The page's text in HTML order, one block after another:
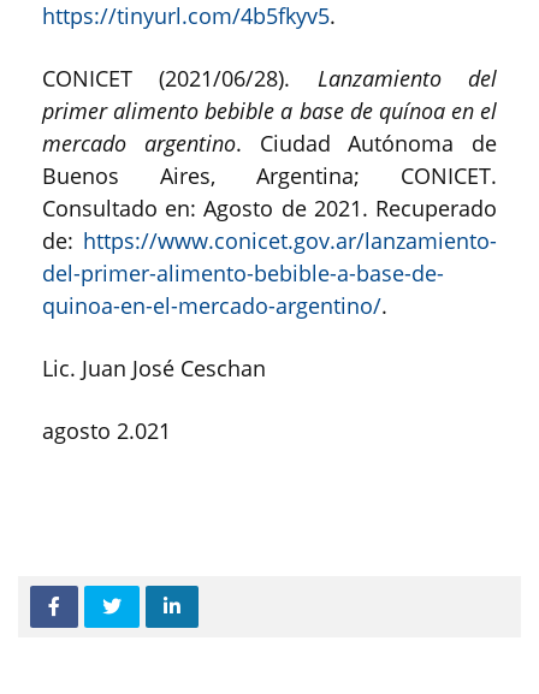
https://tinyurl.com/4b5fkyv5.
CONICET (2021/06/28). Lanzamiento del
primer alimento bebible a base de quínoa en el
mercado argentino. Ciudad Autónoma de
Buenos Aires, Argentina; CONICET.
Consultado en: Agosto de 2021. Recuperado
de: https://www.conicet.gov.ar/lanzamiento-
del-primer-alimento-bebible-a-base-de-
quinoa-en-el-mercado-argentino/.
Lic. Juan José Ceschan
agosto 2.021